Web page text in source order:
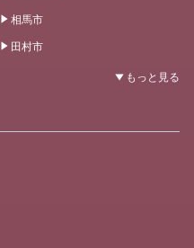
相馬市
田村市